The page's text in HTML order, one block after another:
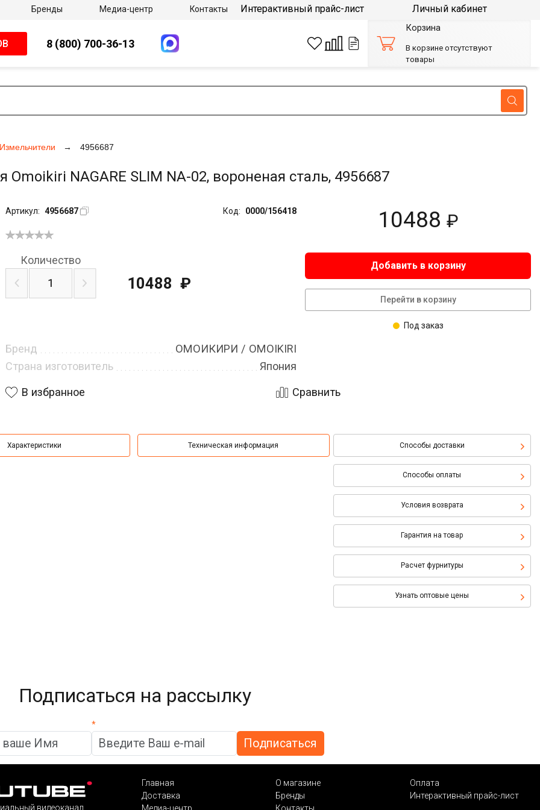
Измельчители 4956687
NAGARE SLIM NA-02, вороненая сталь, 4956687
Артикул: 4956687 Код: 0000/156418 10488 ₽
Бренд
ОМОИКИРИ / OMOIKIRI
Страна изготовитель
Япония
Количество
10488 ₽
Добавить в корзину
Перейти в корзину
Под заказ
В избранное Сравнить
Характеристики Техническая информация Способы доставки
Способы оплаты
Условия возврата
Гарантия на товар
Расчет фурнитуры
Узнать оптовые цены
Бренды Медиа-центр Контакты Интерактивный прайс-лист Личный кабинет
8 (800) 700-36-13
Корзина
В корзине отсутствуют
товары
Подписаться на рассылку
*
видеоканал
Главная О магазине
Оплата
Доставка
Бренды
Интерактивный прайс-лист